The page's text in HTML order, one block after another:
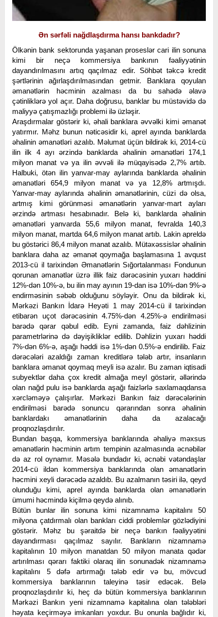
Ən sərfəli nağdlaşdırma hansı bankdadır?
Ölkənin bank sektorunda yaşanan proseslər cari ilin sonuna
kimi bir neçə kommersiya bankının fəaliyyətinin
dayandırılmasını artıq qaçılmaz edir. Söhbət təkcə kredit
şərtlərinin ağırlaşdırılmasından getmir. Banklara qoyulan
əmanətlərin həcminin azalması da bu sahədə əlavə
çətinliklərə yol açır. Daha doğrusu, banklar bu müstəvidə də
maliyyə çatışmazlığı problemi ilə üzləşir.
Araşdırmalar göstərir ki, əhali banklara əvvəlki kimi əmanət
yatırmır. Məhz bunun nəticəsidir ki, aprel ayında banklarda
əhalinin əmanətləri azalıb. Məlumat üçün bildirək ki, 2014-cü
ilin ilk 4 ayı ərzində banklarda əhalinin əmanətləri 174,1
milyon manat və ya ilin əvvəli ilə müqayisədə 2,7% artıb.
Halbuki, ötən ilin yanvar-may aylarında banklarda əhalinin
əmanətləri 654,9 milyon manat və ya 12,8% artmışdı.
Yanvar-may aylarında əhalinin əmanətlərinin, cüzi də olsa,
artmış kimi görünməsi əmanətlərin yanvar-mart ayları
ərzində artması hesabınadır. Belə ki, banklarda əhalinin
əmanətləri yanvarda 55,6 milyon manat, fevralda 140,3
milyon manat, martda 64,6 milyon manat artıb. Lakin apreldə
bu göstərici 86,4 milyon manat azalıb. Mütəxəssislər əhalinin
banklara daha az əmanət qoymağa başlamasına 1 avqust
2013-cü il tarixindən Əmanətlərin Sığortalanması Fondunun
qorunan əmanətlər üzrə illik faiz dərəcəsinin yuxarı həddini
12%-dən 10%-ə, bu ilin may ayının 19-dan isə 10%-dən 9%-ə
endirməsinin səbəb olduğunu söyləyir. Onu da bildirək ki,
Mərkəzi Bankın İdarə Heyəti 1 may 2014-cü il tarixindən
etibarən uçot dərəcəsinin 4.75%-dən 4.25%-ə endirilməsi
barədə qərar qəbul edib. Eyni zamanda, faiz dəhlizinin
parametrlərinə də dəyişikliklər edilib. Dəhlizin yuxarı həddi
7%-dən 6%-ə, aşağı həddi isə 1%-dən 0.5%-ə endirilib. Faiz
dərəcələri azaldığı zaman kreditlərə tələb artır, insanların
banklara əmanət qoymaq meyli isə azalır. Bu zaman iqtisadi
subyektlər daha çox kredit almağa meyl göstərir, əllərində
olan nağd pulu isə banklarda aşağı faizlərlə saxlamaqdansa
xərcləməyə çalışırlar. Mərkəzi Bankın faiz dərəcələrinin
endirilməsi barədə sonuncu qərarından sonra əhalinin
banklardakı əmanətlərinin daha da azalacağı
proqnozlaşdırılır.
Bundan başqa, kommersiya banklarında əhaliyə məxsus
əmanətlərin həcminin artım tempinin azalmasında əcnəbilər
də az rol oynamır. Məsələ bundadır ki, əcnəbi vətəndaşlar
2014-cü ildən kommersiya banklarında olan əmanətlərin
həcmini xeyli dərəcədə azaldıb. Bu azalmanın təsiri ilə, qeyd
olunduğu kimi, aprel ayında banklarda olan əmanətlərin
ümumi həcmində kiçilmə qeydə alınıb.
Bütün bunlar ilin sonuna kimi nizamnamə kapitalını 50
milyona çatdırmalı olan bankları ciddi problemlər gözlədiyini
göstərir. Məhz bu şəraitdə bir neçə bankın fəaliyyətini
dayandırması qaçılmaz sayılır. Bankların nizamnamə
kapitalının 10 milyon manatdan 50 milyon manata qədər
artırılması qərarı faktiki olaraq ilin sonunadək nizamnamə
kapitalını 5 dəfə artırmağı tələb edir və bu, mövcud
kommersiya banklarının taleyinə təsir edəcək. Belə
proqnozlaşdırılır ki, heç də bütün kommersiya banklarının
Mərkəzi Bankın yeni nizamnamə kapitalına olan tələbləri
həyata keçirməyə imkanları yoxdur. Bu onunla bağlıdır ki,